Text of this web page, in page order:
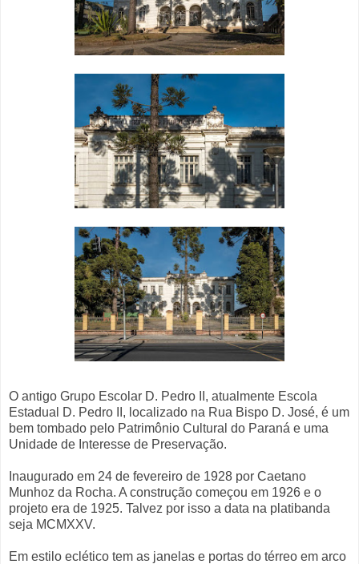
O antigo Grupo Escolar D. Pedro II, atualmente Escola
Estadual D. Pedro II, localizado na Rua Bispo D. José, é um
bem tombado pelo Patrimônio Cultural do Paraná e uma
Unidade de Interesse de Preservação.
Inaugurado em 24 de fevereiro de 1928 por Caetano
Munhoz da Rocha. A construção começou em 1926 e o
projeto era de 1925. Talvez por isso a data na platibanda
seja MCMXXV.
Em estilo eclético tem as janelas e portas do térreo em arco